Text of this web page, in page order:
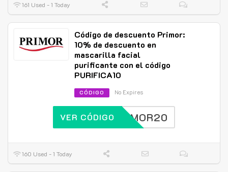
161 Used - 1 Today
Código de descuento Primor:
10% de descuento en
mascarilla facial
purificante con el código
PURIFICA10
CÓDIGO No Expires
PRIMOR20
VER CÓDIGO
160 Used - 1 Today